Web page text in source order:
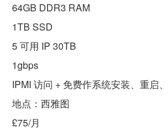
64GB DDR3 RAM
1TB SSD
5 可用 IP 30TB
1gbps
IPMI 访问 + 免费作系统安装、重启
地点：西雅图
£75/月